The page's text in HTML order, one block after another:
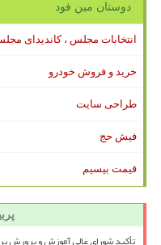
دوستان مین فود
انتخابات مجلس ، کاندیدای
خرید و فروش خودرو
طراحی سایت
فیش حج
قیمت بیسیم